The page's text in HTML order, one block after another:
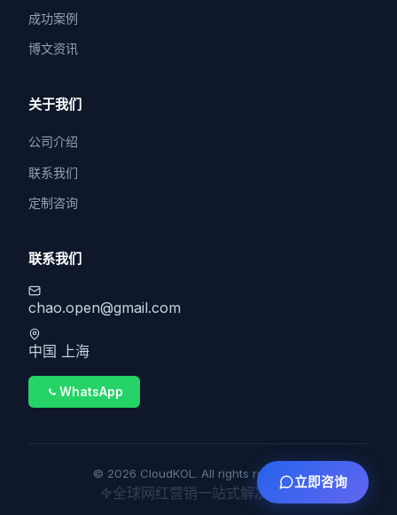
成功案例
博文资讯
关于我们
公司介绍
联系我们
定制咨询
联系我们
chao.open@gmail.com
中国 上海
WhatsApp
© 2026 CloudKOL. All rights reserved.
全球网红营销一站式解决方案
立即咨询